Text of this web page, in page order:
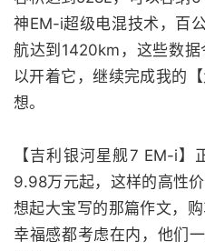
神EM-i超级电混技术，百
航达到1420km，这些数
以开着它，继续完成我的
想。
【吉利银河星舰7 EM-i
9.98万元起，这样的高性
想起大宝写的那篇作文，
幸福感都考虑在内，他们